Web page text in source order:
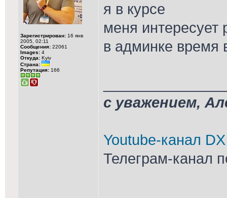
Зарегистрирован: 16 янв
2005, 02:11
Сообщения: 22061
Images: 4
Откуда: Kyiv
Страна:
Репутация: 166
я в курсе
меня интересует
в админке время
с уважением,
Youtube-канал
Телеграм-канал